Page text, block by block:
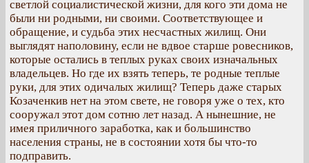
светлой социалистической жизни, для кого эти дома не
были ни родными, ни своими. Соответствующее и
обращение, и судьба этих несчастных жилищ. Они
выглядят наполовину, если не вдвое старше ровесников,
которые остались в теплых руках своих изначальных
владельцев. Но где их взять теперь, те родные теплые
руки, для этих одичалых жилищ? Теперь даже старых
Козаченкив нет на этом свете, не говоря уже о тех, кто
сооружал этот дом сотню лет назад. А нынешние, не
имея приличного заработка, как и большинство
населения страны, не в состоянии хотя бы что-то
подправить.